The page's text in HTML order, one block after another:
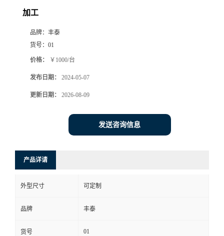
加工
品牌： 丰泰
货号： 01
价格： ￥1000/台
发布日期： 2024-05-07
更新日期： 2026-08-09
发送咨询信息
产品详请
外型尺寸 可定制
品牌 丰泰
货号 01